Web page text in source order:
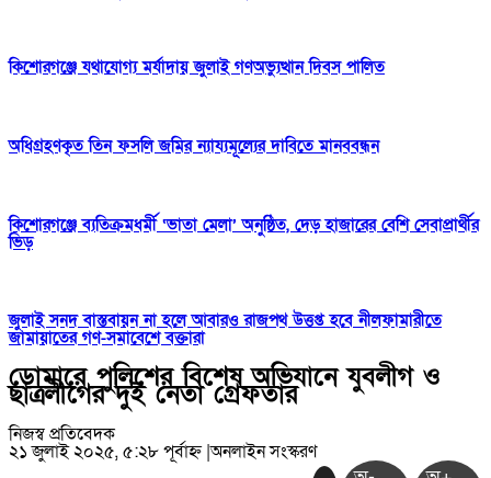
কিশোরগঞ্জে যথাযোগ্য মর্যাদায় জুলাই গণঅভ্যুত্থান দিবস পালিত
অধিগ্রহণকৃত তিন ফসলি জমির ন্যায্যমূল্যের দাবিতে মানববন্ধন
কিশোরগঞ্জে ব্যতিক্রমধর্মী ‘ভাতা মেলা’ অনুষ্ঠিত, দেড় হাজারের বেশি সেবাপ্রার্থীর
ভিড়
জুলাই সনদ বাস্তবায়ন না হলে আবারও রাজপথ উত্তপ্ত হবে নীলফামারীতে
জামায়াতের গণ-সমাবেশে বক্তারা
ডোমারে পুলিশের বিশেষ অভিযানে যুবলীগ ও
ছাত্রলীগের দুই নেতা গ্রেফতার
নিজস্ব প্রতিবেদক
২১ জুলাই ২০২৫, ৫:২৮ পূর্বাহ্ন|অনলাইন সংস্করণ